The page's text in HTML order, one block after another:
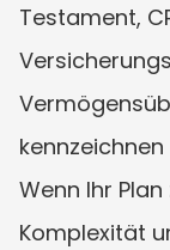
Testament,
Wenn Ihr
Komplexität